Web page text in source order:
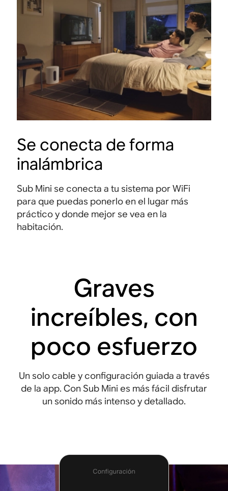
Se conecta de forma
inalámbrica
Sub Mini se conecta a tu sistema por WiFi
para que puedas ponerlo en el lugar más
práctico y donde mejor se vea en la
habitación.
Graves
increíbles, con
poco esfuerzo
Un solo cable y configuración guiada a través
de la app. Con Sub Mini es más fácil disfrutar
un sonido más intenso y detallado.